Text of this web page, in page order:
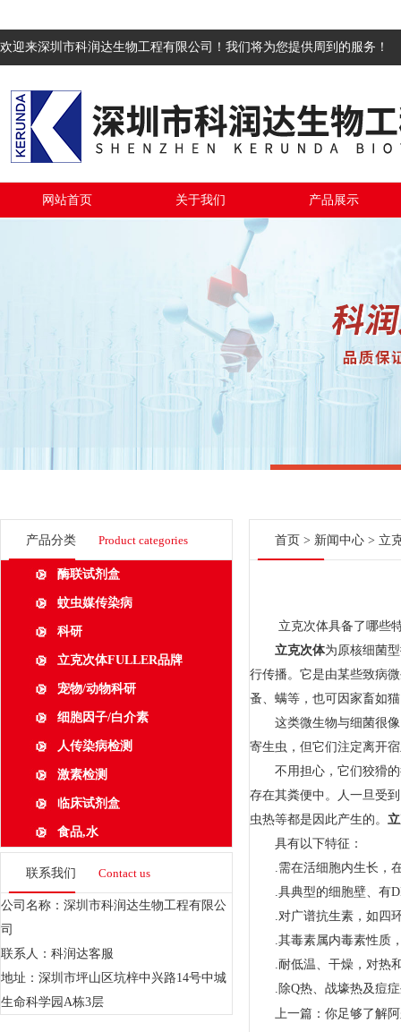
欢迎来深圳市科润达生物工程有限公司！我们将为您提供周到的服务！
网站首页 关于我们 产品展示
产品分类 Product categories
酶联试剂盒
蚊虫媒传染病
科研
立克次体FULLER品牌
宠物/动物科研
细胞因子/白介素
人传染病检测
激素检测
临床试剂盒
食品,水
联系我们 Contact us
公司名称：深圳市科润达生物工程有限公
司
联系人：科润达客服
地址：深圳市坪山区坑梓中兴路14号中城
生命科学园A栋3层
首页 > 新闻中心 > 立
立克次体具备了哪些
立克次体为原核细菌
行传播。它是由某些致病
蚤、螨等，也可因家畜如
这类微生物与细菌很像
寄生虫，但它们注定离开
不用担心，它们狡猾的
存在其粪便中。人一旦受
虫热等都是因此产生的。
具有以下特征：
.需在活细胞内生长，在
.具典型的细胞壁、有
.对广谱抗生素，如四环
.其毒素属内毒素性质，
.耐低温、干燥，对热和
.除Q热、战壕热及痘症
上一篇： 你足够了解